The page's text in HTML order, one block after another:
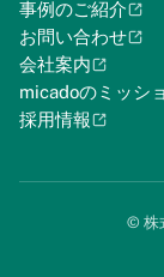
事例のご紹介
お問い合わせ
会社案内
micadoのミッシ
採用情報
©︎ 株